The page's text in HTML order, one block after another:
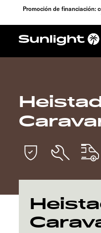
Promoción de financiación:
Modelos
Descubrir